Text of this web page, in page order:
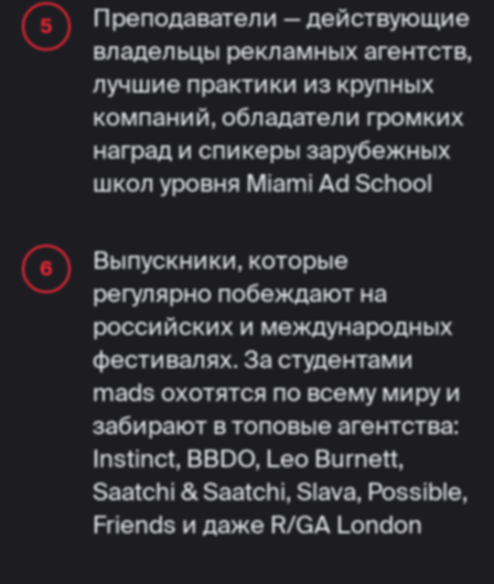
Преподаватели — действующие
владельцы рекламных агентств,
лучшие практики из крупных
компаний, обладатели громких
наград и спикеры зарубежных
школ уровня Miami Ad School
Выпускники, которые
регулярно побеждают на
российских и международных
фестивалях. За студентами
mads охотятся по всему миру и
забирают в топовые агентства:
Instinct, BBDO, Leo Burnett,
Saatchi & Saatchi, Slava, Possible,
Friends и даже R/GA London